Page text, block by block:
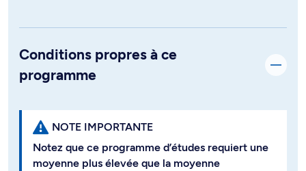
Conditions propres à ce
programme
NOTE IMPORTANTE
Notez que ce programme d’études requiert une
moyenne plus élevée que la moyenne